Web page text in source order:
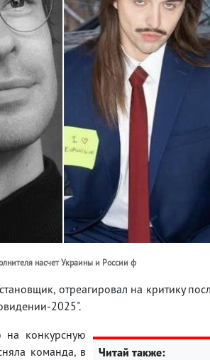
насчет Украины и России ф
отреагировал на критику
2025".
Читай также:
на конкурсную
команда, в